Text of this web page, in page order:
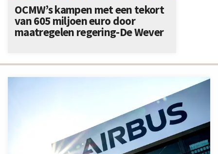
OCMW’s kampen met een tekort
van 605 miljoen euro door
maatregelen regering-De Wever